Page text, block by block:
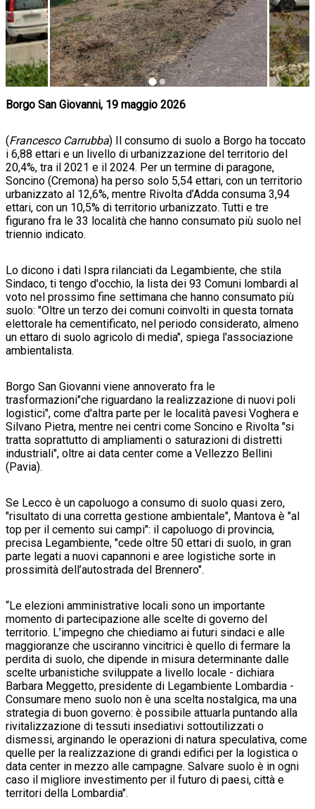
Borgo San Giovanni, 19 maggio 2026
(Francesco Carrubba) Il consumo di suolo a Borgo ha toccato
i 6,88 ettari e un livello di urbanizzazione del territorio del
20,4%, tra il 2021 e il 2024. Per un termine di paragone,
Soncino (Cremona) ha perso solo 5,54 ettari, con un territorio
urbanizzato al 12,6%, mentre Rivolta d’Adda consuma 3,94
ettari, con un 10,5% di territorio urbanizzato. Tutti e tre
figurano fra le 33 località che hanno consumato più suolo nel
triennio indicato.
Lo dicono i dati Ispra rilanciati da Legambiente, che stila
Sindaco, ti tengo d'occhio, la lista dei 93 Comuni lombardi al
voto nel prossimo fine settimana che hanno consumato più
suolo: "Oltre un terzo dei comuni coinvolti in questa tornata
elettorale ha cementificato, nel periodo considerato, almeno
un ettaro di suolo agricolo di media", spiega l'associazione
ambientalista.
Borgo San Giovanni viene annoverato fra le
trasformazioni"che riguardano la realizzazione di nuovi poli
logistici", come d'altra parte per le località pavesi Voghera e
Silvano Pietra, mentre nei centri come Soncino e Rivolta "si
tratta soprattutto di ampliamenti o saturazioni di distretti
industriali", oltre ai data center come a Vellezzo Bellini
(Pavia).
Se Lecco è un capoluogo a consumo di suolo quasi zero,
"risultato di una corretta gestione ambientale", Mantova è "al
top per il cemento sui campi": il capoluogo di provincia,
precisa Legambiente, "cede oltre 50 ettari di suolo, in gran
parte legati a nuovi capannoni e aree logistiche sorte in
prossimità dell’autostrada del Brennero".
“Le elezioni amministrative locali sono un importante
momento di partecipazione alle scelte di governo del
territorio. L’impegno che chiediamo ai futuri sindaci e alle
maggioranze che usciranno vincitrici è quello di fermare la
perdita di suolo, che dipende in misura determinante dalle
scelte urbanistiche sviluppate a livello locale - dichiara
Barbara Meggetto, presidente di Legambiente Lombardia -
Consumare meno suolo non è una scelta nostalgica, ma una
strategia di buon governo: è possibile attuarla puntando alla
rivitalizzazione di tessuti insediativi sottoutilizzati o
dismessi, arginando le operazioni di natura speculativa, come
quelle per la realizzazione di grandi edifici per la logistica o
data center in mezzo alle campagne. Salvare suolo è in ogni
caso il migliore investimento per il futuro di paesi, città e
territori della Lombardia".